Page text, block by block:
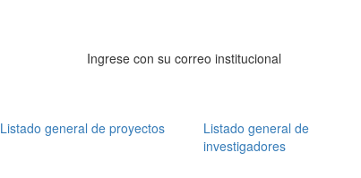
Ingrese con su correo institucional
Listado general de proyectos
Listado general de
investigadores